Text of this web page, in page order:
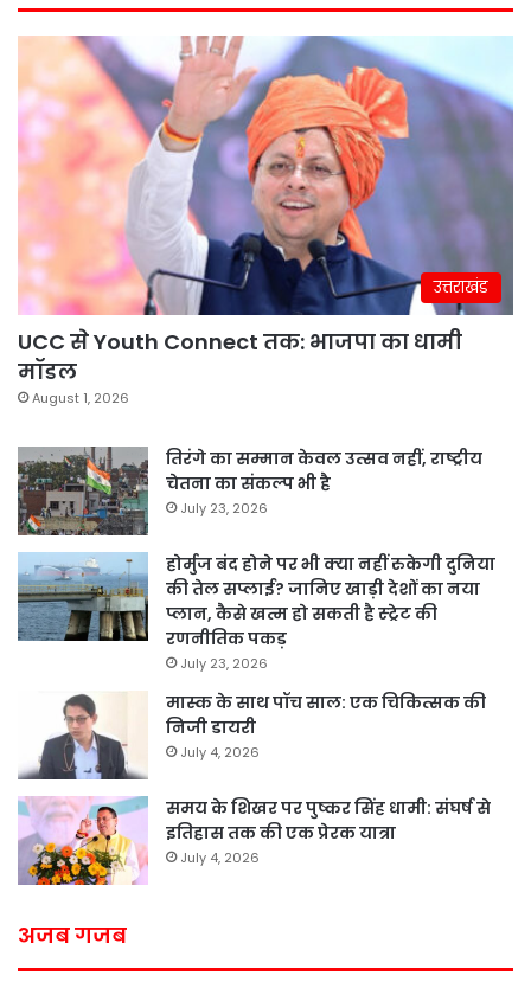
उत्तराखंड
UCC से Youth Connect तक: भाजपा का धामी
मॉडल
August 1, 2026
तिरंगे का सम्मान केवल उत्सव नहीं, राष्ट्रीय
चेतना का संकल्प भी है
July 23, 2026
होर्मुज बंद होने पर भी क्या नहीं रुकेगी दुनिया
की तेल सप्लाई? जानिए खाड़ी देशों का नया
प्लान, कैसे खत्म हो सकती है स्ट्रेट की
रणनीतिक पकड़
July 23, 2026
मास्क के साथ पॉच साल: एक चिकित्सक की
निजी डायरी
July 4, 2026
समय के शिखर पर पुष्कर सिंह धामी: संघर्ष से
इतिहास तक की एक प्रेरक यात्रा
July 4, 2026
अजब गजब